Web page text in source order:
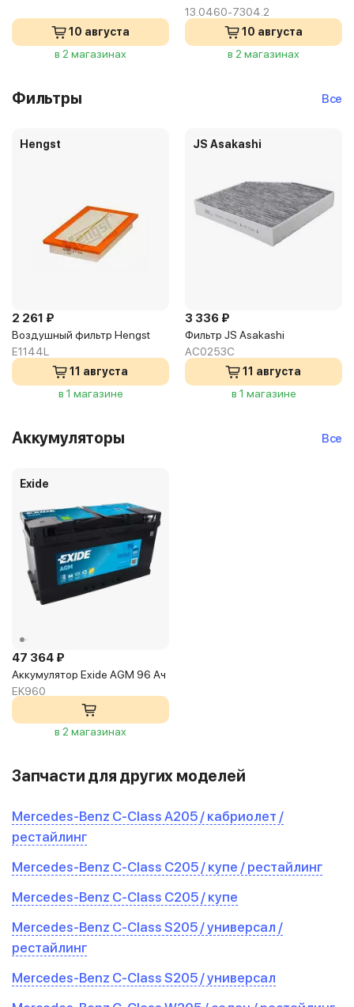
10 августа
в 2 магазинах
13.0460-7304.2
10 августа
в 2 магазинах
Фильтры Все
Hengst
2 261 ₽
Воздушный фильтр Hengst
E1144L
11 августа
в 1 магазине
JS Asakashi
3 336 ₽
Фильтр JS Asakashi
AC0253C
11 августа
в 1 магазине
Аккумуляторы Все
Exide
47 364 ₽
Аккумулятор Exide AGM 96 Ач
EK960
в 2 магазинах
Запчасти для других моделей
Mercedes-Benz C-Class A205 / кабриолет /
рестайлинг
Mercedes-Benz C-Class C205 / купе / рестайлинг
Mercedes-Benz C-Class C205 / купе
Mercedes-Benz C-Class S205 / универсал /
рестайлинг
Mercedes-Benz C-Class S205 / универсал